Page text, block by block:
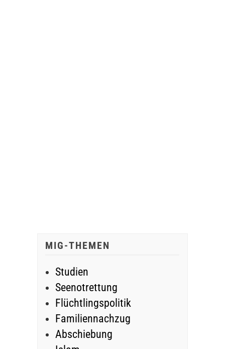
MIG-THEMEN
Studien
Seenotrettung
Flüchtlingspolitik
Familiennachzug
Abschiebung